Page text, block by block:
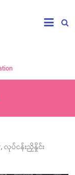
,လုပ်ငန်းညှိနှိုင်း